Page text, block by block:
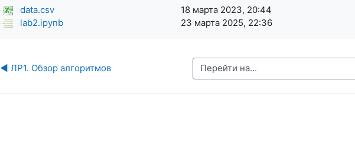
data.csv
18 марта 2023, 20:44
lab2.ipynb
23 марта 2025, 22:36
◀︎ ЛР1. Обзор алгоритмов Перейти на...